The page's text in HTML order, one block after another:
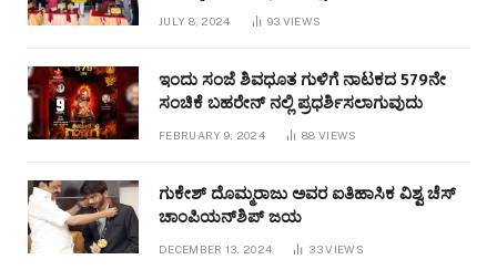
JULY 8, 2024 93 VIEWS
ಇಂದು ಸಂಜೆ ಶಿವಧೂತ ಗುಳಿಗೆ ನಾಟಕದ 579ನೇ
ಸಂಚಿಕೆ ಬಹರೇನ್ ನಲ್ಲಿ ಪ್ರಧರ್ಶಿಸಲಾಗುವುದು
FEBRUARY 9, 2024 88VIEWS
ಗುಕೇಶ್ ದೊಮ್ಮರಾಜು ಅವರ ಐತಿಹಾಸಿಕ ವಿಶ್ವ ಚೆಸ್
ಚಾಂಪಿಯನ್‌ಶಿಪ್ ಜಯ
DECEMBER 13, 2024 33VIEWS